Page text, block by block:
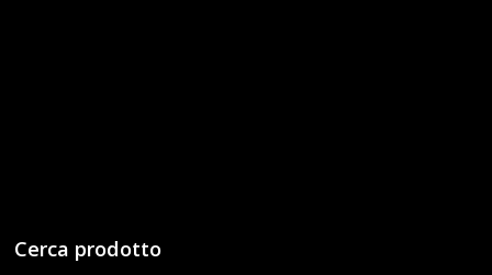
Cerca prodotto